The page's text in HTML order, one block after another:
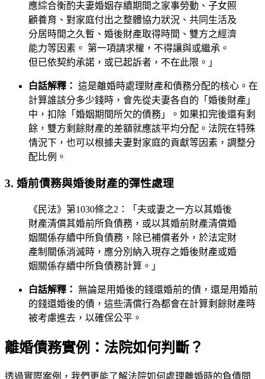
應綜合衡酌夫妻婚姻存續期間之家事勞動、子女照
顧養育、對家庭付出之整體協力狀況、共同生活及
分居時間之久暫、婚後財產取得時間、雙方之經濟
能力等因素。 第一項請求權，不得讓與或繼承。
但已依契約承諾，或已起訴者，不在此限。」
白話解釋： 這是離婚時處理財產和債務分配的核心。在
計算誰該分多少錢時，會先從夫妻各自的「婚後財產」
中，扣除「婚姻期間所欠的債務」。如果扣完後還有剩
餘，雙方剩餘財產的差額就應該平均分配。法院在特殊
情況下，也可以根據夫妻對家庭的貢獻等因素，調整分
配比例。
3. 婚前債務與婚後財產的彈性處理
《民法》第1030條之2：「夫或妻之一方以其婚後
財產清償其婚前所負債務，或以其婚前財產清償婚
姻關係存續中所負債務，除已補償者外，於法定財
產制關係消滅時，應分別納入現存之婚後財產或婚
姻關係存續中所負債務計算。」
白話解釋： 無論是用婚後的錢還婚前的債，還是用婚前
的錢還婚後的債，這些清償行為都會在計算剩餘財產時
被考慮進去，以確保公平。
離婚債務實例：法院如何判斷？
透過實際案例，我們更能了解法院如何處理離婚時的負債問